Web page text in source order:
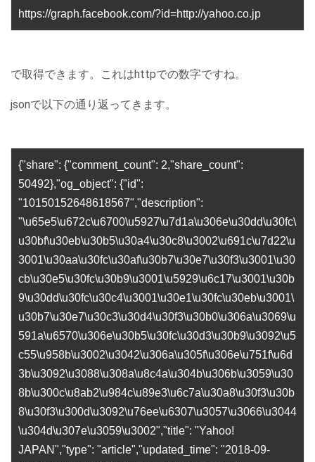
https://graph.facebook.com/?id=http://yahoo.co.jp
で取得できます。これはhttpでの数字ですね。
jsonで以下の通り返ってきます。
{"share": {"comment_count": 2,"share_count":
50492},"og_object": {"id":
"10150152648618567","description":
"\u65e5\u672c\u6700\u5927\u7d1a\u306e\u30dd\u30fc\
u30bf\u30eb\u30b5\u30a4\u30c8\u3002\u691c\u7d22\u
3001\u30aa\u30fc\u30af\u30b7\u30e7\u30f3\u3001\u30
cb\u30e5\u30fc\u30b9\u3001\u5929\u6c17\u3001\u30b
9\u30dd\u30fc\u30c4\u3001\u30e1\u30fc\u30eb\u3001\
u30b7\u30e7\u30c3\u30d4\u30f3\u30b0\u306a\u3069\u
591a\u6570\u306e\u30b5\u30fc\u30d3\u30b9\u3092\u5
c55\u958b\u3002\u3042\u306a\u305f\u306e\u751f\u6d
3b\u3092\u3088\u308a\u8c4a\u304b\u306b\u3059\u30
8b\u300c\u8ab2\u984c\u89e3\u6c7a\u30a8\u30f3\u30b
8\u30f3\u300d\u3092\u76ee\u6307\u3057\u3066\u3044
\u304d\u307e\u3059\u3002","title": "Yahoo!
JAPAN","type": "article","updated_time": "2018-09-